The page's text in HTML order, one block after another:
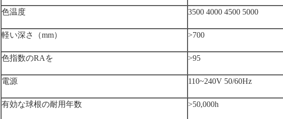
色温度 3500 4000 4500 5000
軽い深さ（mm） >700
色指数のRAを >95
電源 110~240V 50/60Hz
有効な球根の耐用年数 >50,000h